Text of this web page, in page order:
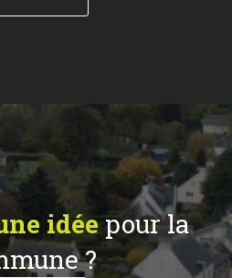
idéepour la
?